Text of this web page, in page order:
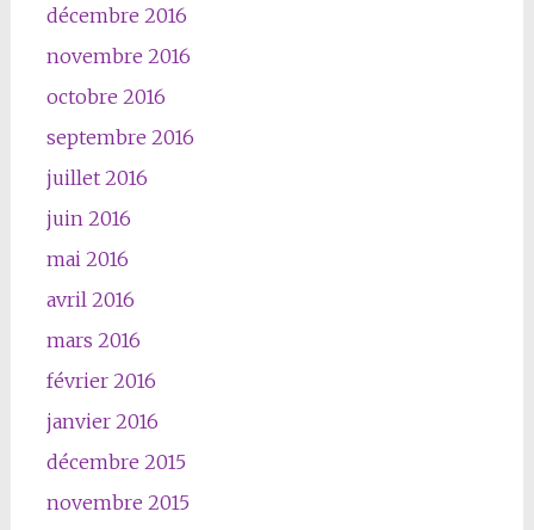
décembre 2016
novembre 2016
octobre 2016
septembre 2016
juillet 2016
juin 2016
mai 2016
avril 2016
mars 2016
février 2016
janvier 2016
décembre 2015
novembre 2015